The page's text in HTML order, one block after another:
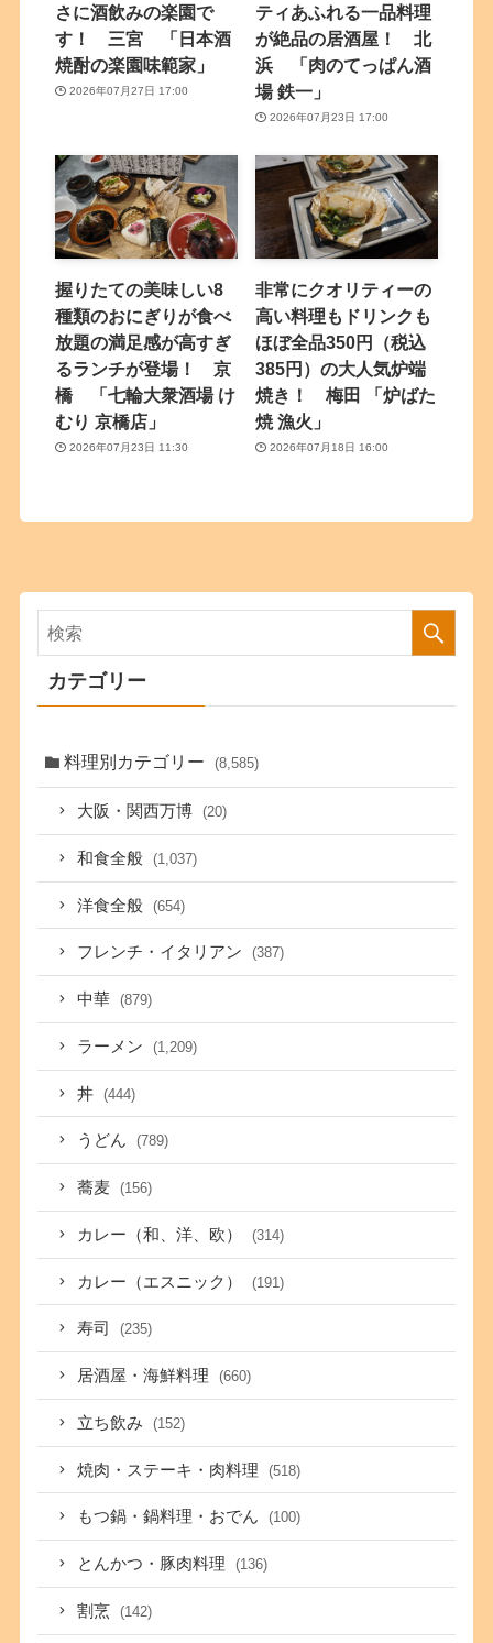
さに酒飲みの楽園で
す！ 三宮 「日本酒
焼酎の楽園味範家」
2026年07月27日 17:00
ティあふれる一品料理
が絶品の居酒屋！ 北
浜 「肉のてっぱん酒
場 鉄一」
2026年07月23日 17:00
握りたての美味しい8
種類のおにぎりが食べ
放題の満足感が高すぎ
るランチが登場！ 京
橋 「七輪大衆酒場 け
むり 京橋店」
2026年07月23日 11:30
非常にクオリティーの
高い料理もドリンクも
ほぼ全品350円（税込
385円）の大人気炉端
焼き！ 梅田 「炉ばた
焼 漁火」
2026年07月18日 16:00
カテゴリー
料理別カテゴリー (8,585)
大阪・関西万博 (20)
和食全般 (1,037)
洋食全般 (654)
フレンチ・イタリアン (387)
中華 (879)
ラーメン (1,209)
丼 (444)
うどん (789)
蕎麦 (156)
カレー（和、洋、欧） (314)
カレー（エスニック） (191)
寿司 (235)
居酒屋・海鮮料理 (660)
立ち飲み (152)
焼肉・ステーキ・肉料理 (518)
もつ鍋・鍋料理・おでん (100)
とんかつ・豚肉料理 (136)
割烹 (142)